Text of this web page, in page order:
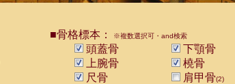
■骨格標本： ※複数選択可・and検索
頭蓋骨
下顎骨
上腕骨
橈骨
尺骨
肩甲骨(2)